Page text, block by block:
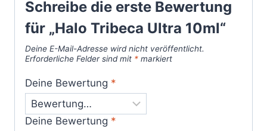
Schreibe die erste Bewertung
für „Halo Tribeca Ultra 10ml“
Deine E-Mail-Adresse wird nicht veröffentlicht.
Erforderliche Felder sind mit * markiert
Deine Bewertung *
Deine Bewertung *